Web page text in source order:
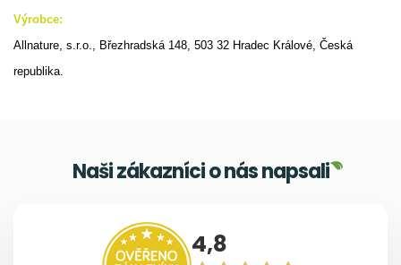
Výrobce:
Allnature, s.r.o., Březhradská 148, 503 32 Hradec Králové, Česká
republika.
Naši zákazníci o nás napsali
4,8